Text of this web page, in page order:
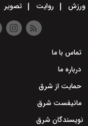
ورزش
روایت تصویر
تماس با ما
درباره ما
حمایت از شرق
مانیفست شرق
نویسندگان شرق